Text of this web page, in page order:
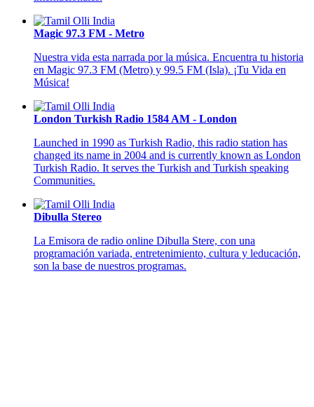
Magic 97.3 FM - Metro
Nuestra vida esta narrada por la música. Encuentra tu historia
en Magic 97.3 FM (Metro) y 99.5 FM (Isla). ¡Tu Vida en
Música!
London Turkish Radio 1584 AM - London
Launched in 1990 as Turkish Radio, this radio station has
changed its name in 2004 and is currently known as London
Turkish Radio. It serves the Turkish and Turkish speaking
Communities.
Dibulla Stereo
La Emisora de radio online Dibulla Stere, con una
programación variada, entretenimiento, cultura y leducación,
son la base de nuestros programas.